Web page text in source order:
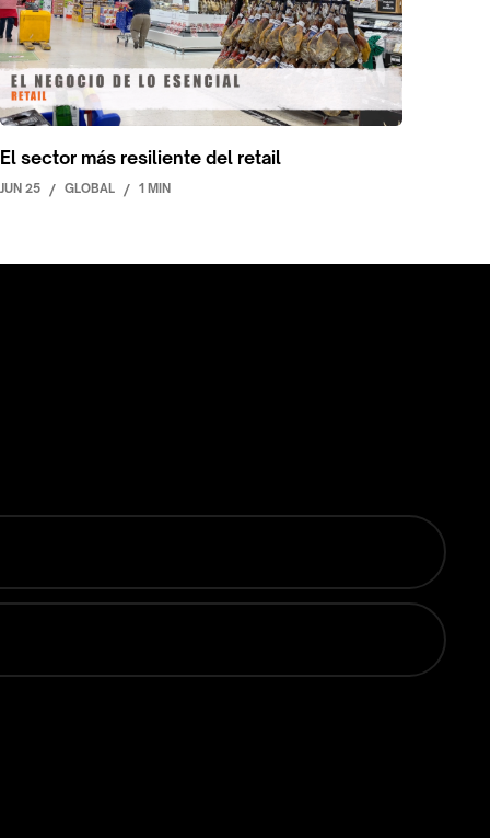
El sector más resiliente del retail
JUN 25 / GLOBAL / 1 MIN